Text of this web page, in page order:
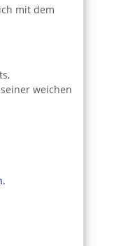
mit dem
weichen